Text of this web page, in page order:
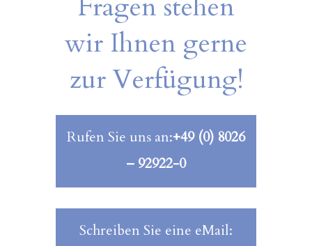
wir Ihnen gerne
zur Verfügung!
Rufen Sie uns an:+49 (0) 8026
– 92922-0
Schreiben Sie eine eMail: